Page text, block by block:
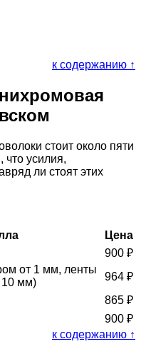
к содержанию ↑
стоит около пяти
что усилия,
ли стоят этих
Цена
900 ₽
от 1 мм, ленты
10 мм)
964 ₽
865 ₽
900 ₽
к содержанию ↑